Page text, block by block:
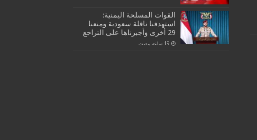
القوات المسلحة اليمنية:
استهدفنا ناقلة سعودية ومنعنا
29 أخرى وأجبرناها على التراجع